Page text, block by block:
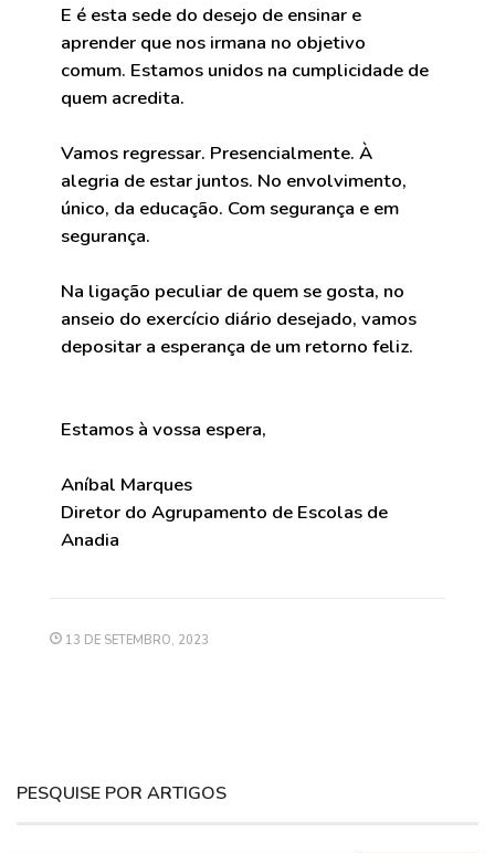
E é esta sede do desejo de ensinar e
aprender que nos irmana no objetivo
comum. Estamos unidos na cumplicidade de
quem acredita.
Vamos regressar. Presencialmente. À
alegria de estar juntos. No envolvimento,
único, da educação. Com segurança e em
segurança.
Na ligação peculiar de quem se gosta, no
anseio do exercício diário desejado, vamos
depositar a esperança de um retorno feliz.
Estamos à vossa espera,
Aníbal Marques
Diretor do Agrupamento de Escolas de
Anadia
13 DE SETEMBRO, 2023
PESQUISE POR ARTIGOS